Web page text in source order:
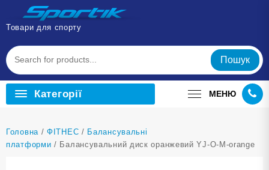
Перейти
вмісту
Товари для спорту
Пошук
Категорії МЕНЮ
Головна /ФІТНЕС / Балансувальні
платформи / Балансувальний диск оранжевий YJ-O-M-orange